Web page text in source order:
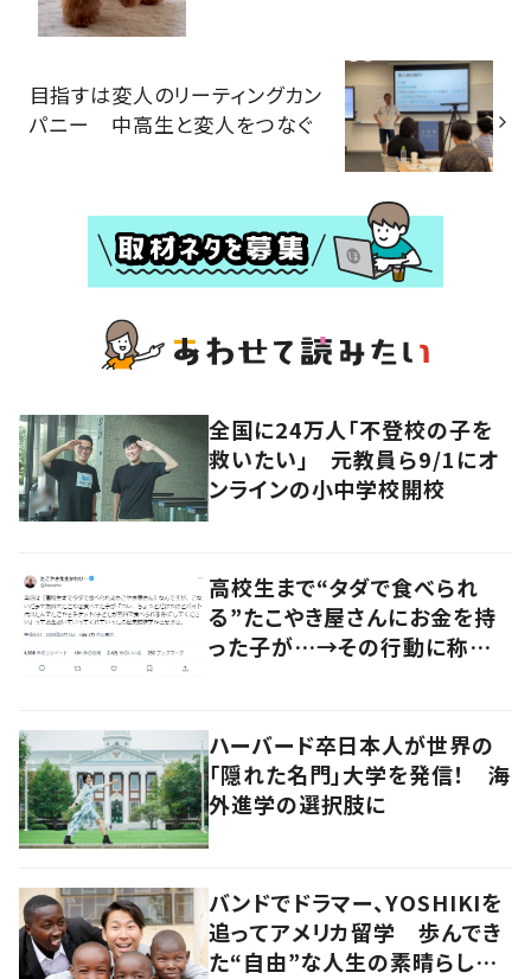
目指すは変人のリーティングカン
パニー 中高生と変人をつなぐ
全国に24万人「不登校の子を
救いたい」 元教員ら9/1にオ
ンラインの小中学校開校
高校生まで“タダで食べられ
る”たこやき屋さんにお金を持
った子が…→その行動に称賛
ハーバード卒日本人が世界の
「隠れた名門」大学を発信！ 海
外進学の選択肢に
バンドでドラマー、YOSHIKIを
追ってアメリカ留学 歩んでき
た“自由”な人生の素晴らしさ